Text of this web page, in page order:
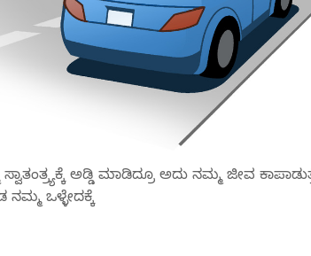
ಅಡ್ಡಿ ಮಾಡಿದ್ರೂ ಅದು ನಮ್ಮ ಜೀವ
ಒಳ್ಳೇದಕ್ಕೆ